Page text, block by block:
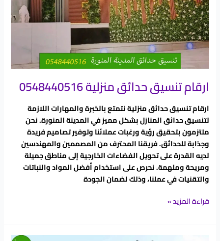
ارقام تنسيق حدائق منزلية 05484 40516
ارقام تنسيق حدائق منزلية نتمتع بالخبرة والمهارات اللازمة
لتنسيق حدائق المنازل بشكل مميز في المدينة المنورة. نحن
ملتزمون بتحقيق رؤية ورغبات عملائنا وتوفير تصاميم فريدة
وجذابة للحدائق. فريقنا المحترف من المصممين والمهندسين
لديه القدرة على تحويل الفضاءات الخارجية إلى مناطق جميلة
ومريحة وملهمة. نحرص على استخدام أفضل المواد والنباتات
والتقنيات في عملنا، وذلك لضمان الجودة
قراءة المزيد »